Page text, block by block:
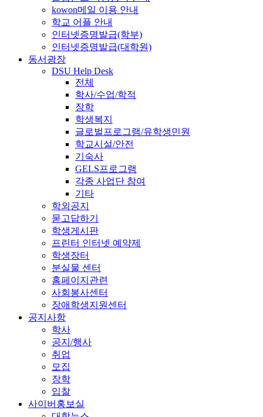
kowon메일 이용 안내
학교 어플 안내
인터넷증명발급(학부)
인터넷증명발급(대학원)
동서광장
DSU Help Desk
전체
학사/수업/학적
장학
학생복지
글로벌프로그램/유학생민원
학교시설/안전
기숙사
GELS프로그램
각종 사업단 참여
기타
학외공지
묻고답하기
학생게시판
프린터 인터넷 예약제
학생장터
분실물 센터
홈페이지관련
사회봉사센터
장애학생지원센터
공지사항
학사
공지/행사
취업
모집
장학
입찰
사이버홍보실